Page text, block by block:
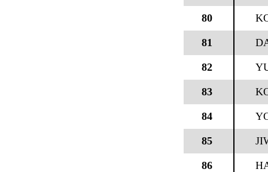
80
81
82
83
84
85
86